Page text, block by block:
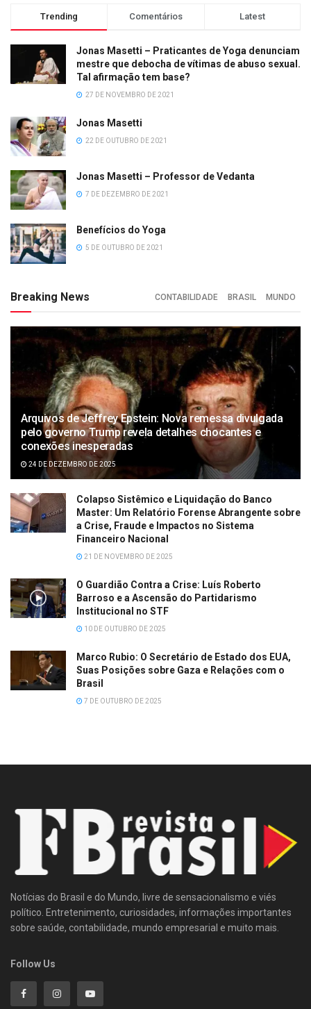
Trending Comentários Latest
Jonas Masetti – Praticantes de Yoga denunciam
mestre que debocha de vítimas de abuso sexual.
Tal afirmação tem base?
27 DE NOVEMBRO DE 2021
Jonas Masetti
22 DE OUTUBRO DE 2021
Jonas Masetti – Professor de Vedanta
7 DE DEZEMBRO DE 2021
Benefícios do Yoga
5 DE OUTUBRO DE 2021
Breaking News CONTABILIDADE BRASIL MUNDO
Arquivos de Jeffrey Epstein: Nova remessa divulgada
pelo governo Trump revela detalhes chocantes e
conexões inesperadas
24 DE DEZEMBRO DE 2025
Colapso Sistêmico e Liquidação do Banco
Master: Um Relatório Forense Abrangente sobre
a Crise, Fraude e Impactos no Sistema
Financeiro Nacional
21 DE NOVEMBRO DE 2025
O Guardião Contra a Crise: Luís Roberto
Barroso e a Ascensão do Partidarismo
Institucional no STF
10 DE OUTUBRO DE 2025
Marco Rubio: O Secretário de Estado dos EUA,
Suas Posições sobre Gaza e Relações com o
Brasil
7 DE OUTUBRO DE 2025
Notícias do Brasil e do Mundo, livre de sensacionalismo e viés
político. Entretenimento, curiosidades, informações importantes
sobre saúde, contabilidade, mundo empresarial e muito mais.
Follow Us